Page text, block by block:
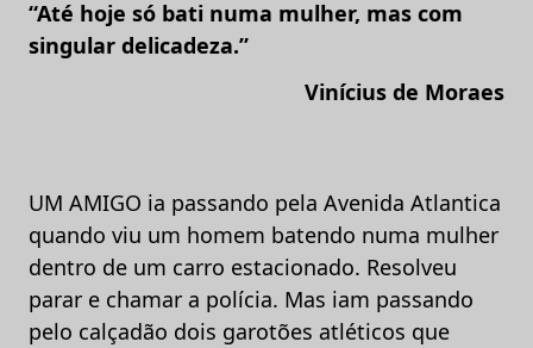
“Até hoje só bati numa mulher, mas com
singular delicadeza.”
Vinícius de Moraes
UM AMIGO ia passando pela Avenida Atlantica
quando viu um homem batendo numa mulher
dentro de um carro estacionado. Resolveu
parar e chamar a polícia. Mas iam passando
pelo calçadão dois garotões atléticos que